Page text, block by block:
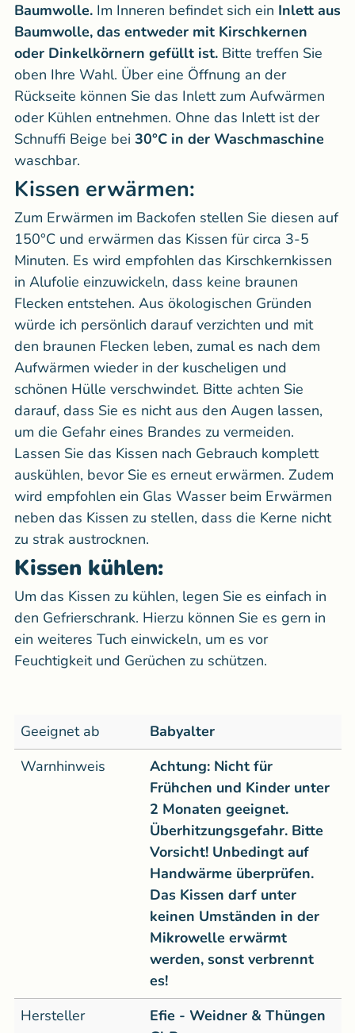
Baumwolle. Im Inneren befindet sich ein Inlett aus
Baumwolle, das entweder mit Kirschkernen
oder Dinkelkörnern gefüllt ist. Bitte treffen Sie
oben Ihre Wahl. Über eine Öffnung an der
Rückseite können Sie das Inlett zum Aufwärmen
oder Kühlen entnehmen. Ohne das Inlett ist der
Schnuffi Beige bei 30°C in der Waschmaschine
waschbar.
Kissen erwärmen:
Zum Erwärmen im Backofen stellen Sie diesen auf
150°C und erwärmen das Kissen für circa 3-5
Minuten. Es wird empfohlen das Kirschkernkissen
in Alufolie einzuwickeln, dass keine braunen
Flecken entstehen. Aus ökologischen Gründen
würde ich persönlich darauf verzichten und mit
den braunen Flecken leben, zumal es nach dem
Aufwärmen wieder in der kuscheligen und
schönen Hülle verschwindet. Bitte achten Sie
darauf, dass Sie es nicht aus den Augen lassen,
um die Gefahr eines Brandes zu vermeiden.
Lassen Sie das Kissen nach Gebrauch komplett
auskühlen, bevor Sie es erneut erwärmen. Zudem
wird empfohlen ein Glas Wasser beim Erwärmen
neben das Kissen zu stellen, dass die Kerne nicht
zu strak austrocknen.
Kissen kühlen:
Um das Kissen zu kühlen, legen Sie es einfach in
den Gefrierschrank. Hierzu können Sie es gern in
ein weiteres Tuch einwickeln, um es vor
Feuchtigkeit und Gerüchen zu schützen.
Geeignet ab
Babyalter
Warnhinweis
Achtung: Nicht für
Frühchen und Kinder unter
2 Monaten geeignet.
Überhitzungsgefahr. Bitte
Vorsicht! Unbedingt auf
Handwärme überprüfen.
Das Kissen darf unter
keinen Umständen in der
Mikrowelle erwärmt
werden, sonst verbrennt
es!
Hersteller
Efie - Weidner & Thüngen